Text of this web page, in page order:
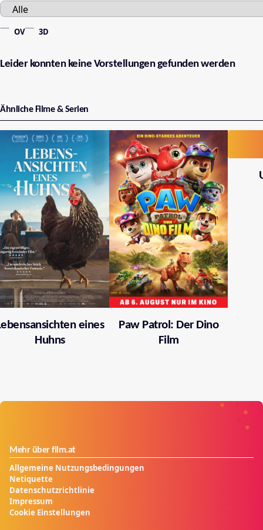
OV 3D
Leider konnten keine Vorstellungen gefunden werden
Ähnliche Filme & Serien
eines
Huhns
Paw Patrol: Der Dino
Film
Mehr über film.at
Allgemeine Nutzungsbedingungen
Netiquette
Datenschutzrichtlinie
Impressum
Cookie Einstellungen